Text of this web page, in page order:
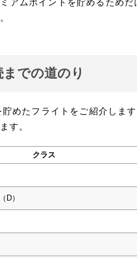
アムポイントを貯めるため
での道のり
めたフライトをご紹介します
す。
クラス
D）